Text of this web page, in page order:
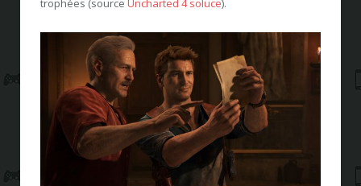
trophées (source Uncharted 4 soluce).